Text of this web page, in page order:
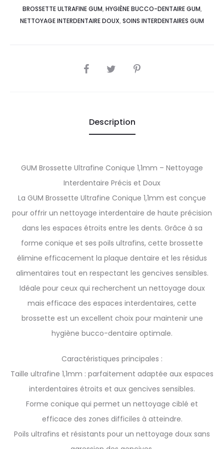
BROSSETTE ULTRAFINE GUM, HYGIÈNE BUCCO-DENTAIRE GUM,
NETTOYAGE INTERDENTAIRE DOUX, SOINS INTERDENTAIRES GUM
SHARE
Description
GUM Brossette Ultrafine Conique 1,1mm – Nettoyage
Interdentaire Précis et Doux
La GUM Brossette Ultrafine Conique 1,1mm est conçue
pour offrir un nettoyage interdentaire de haute précision
dans les espaces étroits entre les dents. Grâce à sa
forme conique et ses poils ultrafins, cette brossette
élimine efficacement la plaque dentaire et les résidus
alimentaires tout en respectant les gencives sensibles.
Idéale pour ceux qui recherchent un nettoyage doux
mais efficace des espaces interdentaires, cette
brossette est un excellent choix pour maintenir une
hygiène bucco-dentaire optimale.
Caractéristiques principales :
Taille ultrafine 1,1mm : parfaitement adaptée aux espaces
interdentaires étroits et aux gencives sensibles.
Forme conique qui permet un nettoyage ciblé et
efficace des zones difficiles à atteindre.
Poils ultrafins et résistants pour un nettoyage doux sans